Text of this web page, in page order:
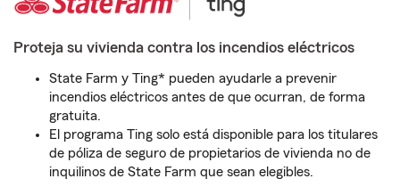
Proteja su vivienda contra los incendios eléctricos
State Farm y Ting* pueden ayudarle a prevenir
incendios eléctricos antes de que ocurran, de forma
gratuita.
El programa Ting solo está disponible para los titulares
de póliza de seguro de propietarios de vivienda no de
inquilinos de State Farm que sean elegibles.